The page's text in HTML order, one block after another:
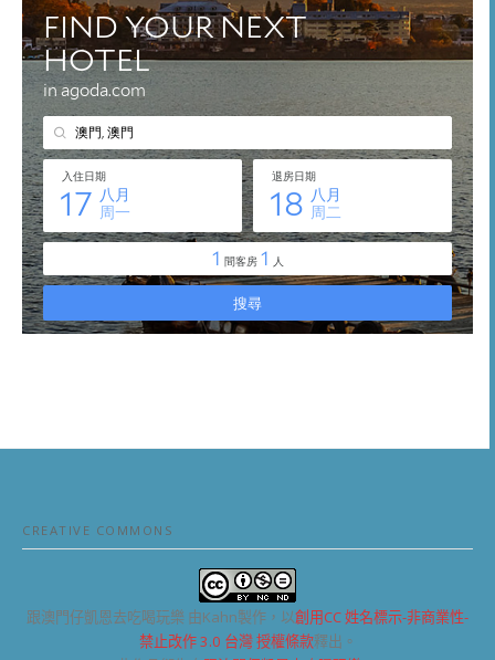
CREATIVE COMMONS
跟澳門仔凱恩去吃喝玩樂 由Kahn製作，以創用CC 姓名標示-非商業性-
禁止改作 3.0 台灣 授權條款釋出。